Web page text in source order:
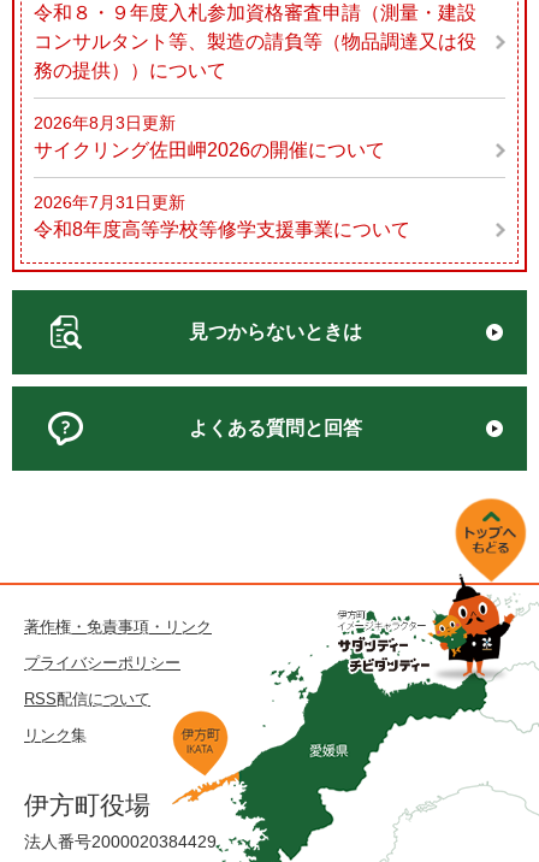
令和８・９年度入札参加資格審査申請（測量・建設
コンサルタント等、製造の請負等（物品調達又は役
務の提供））について
2026年8月3日更新
サイクリング佐田岬2026の開催について
2026年7月31日更新
令和8年度高等学校等修学支援事業について
見つからないときは
よくある質問と回答
著作権・免責事項・リンク
プライバシーポリシー
RSS配信について
リンク集
伊方町役場
法人番号2000020384429